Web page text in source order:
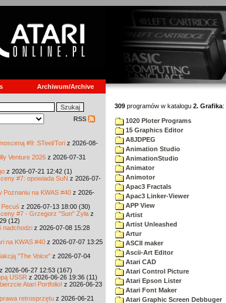
Archiwum/Archive
RSS
#9: STeel/Tori z 2026-08-
Venture 2026 z 2026-07-31
z 2026-07-21 12:42 (1)
#7: opowiada SuN z 2026-07-
Poznaniu na KWAS #40 z 2026-
z 2026-07-13 18:00 (30)
#7 - Grzegorz "Sun" Żyła z
(12)
nadchodzi z 2026-07-08 15:28
na KWAS #40 z 2026-07-07 13:25
"The Voice" z 2026-07-04
z 2026-06-27 12:53 (167)
USSR z 2026-06-26 19:36 (11)
Atari Portfolio! z 2026-06-23
retrosprzętu z 2026-06-21
309 programów w katalogu 2. Grafika:
1020 Ploter Programs
15 Graphics Editor
A8JDPEG
Animation Studio
AnimationStudio
Animator
Animotor
Apac3 Fractals
Apac3 Linker-Viewer
APP View
Artist
Artist Unleashed
Artur
ASCII maker
Ascii-Art Editor
Atari CAD
Atari Control Picture
Atari Epson Lister
Atari Font Maker
Atari Graphic Screen Debbuger